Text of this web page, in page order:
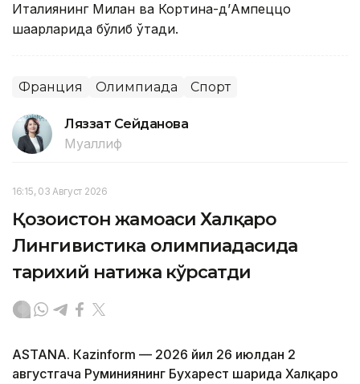
Италиянинг Милан ва Кортина-д’Ампеццо
шаҳарларида бўлиб ўтади.
Франция Олимпиада Спорт
Ляззат Сейданова
Муаллиф
16:15, 03 Август 2026
Қозоғистон жамоаси Халқаро
Лингивистика олимпиадасида
тарихий натижа кўрсатди
ASTANА. Кazinform — 2026 йил 26 июлдан 2
августгача Руминиянинг Бухарест шаҳрида Халқаро